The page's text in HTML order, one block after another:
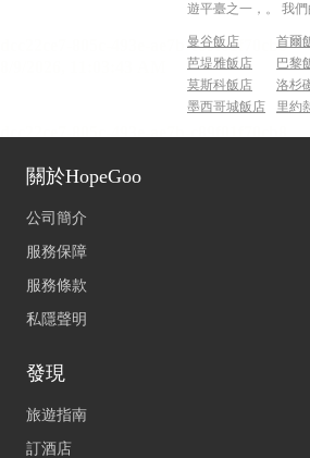
遊平臺之一，。 我
曼谷飯店 首爾
芭堤雅飯店
巴黎
莫斯科飯店
洛杉
墨西哥城飯店
關於HopeGoo
公司簡介
服務保障
服務條款
私隱聲明
發現
旅遊指南
訂酒店